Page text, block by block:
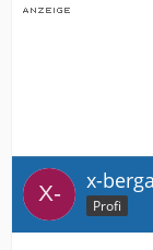
x-
Profi